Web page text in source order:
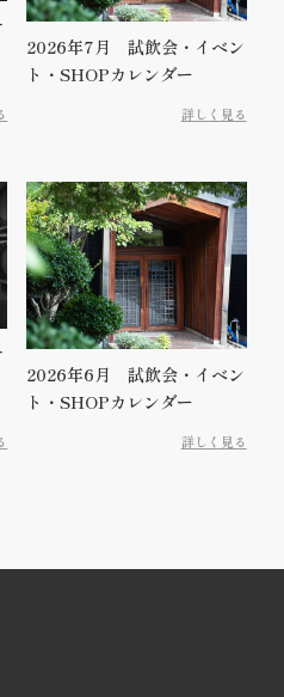
2026年7月 試飲会・イベン
ト・SHOPカレンダー
詳しく見る
2026年6月 試飲会・イベン
ト・SHOPカレンダー
詳しく見る